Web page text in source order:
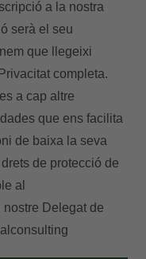
a la nostra
serà el seu
que llegeixi
completa.
a cap altre
que ens facilita
de baixa la seva
de protecció de
al
nostre Delegat de